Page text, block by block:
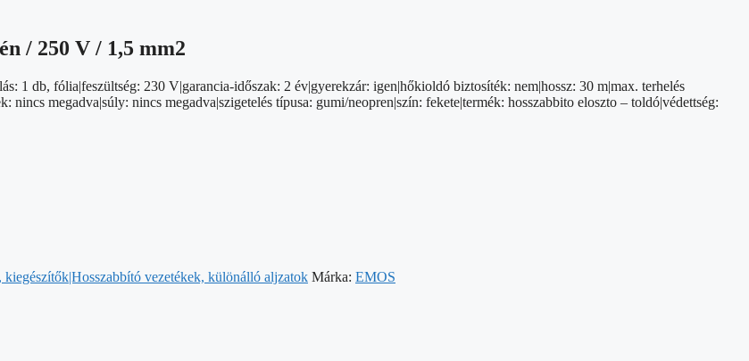
/ 250 V / 1,5 mm2
1 db, fólia|feszültség: 230 V|garancia-időszak: 2 év|gyerekzár: igen|hőkioldó biztosíték: nem|hossz: 30 m|max. terhelés
megadva|súly: nincs megadva|szigetelés típusa: gumi/neopren|szín: fekete|termék: hosszabbito eloszto – toldó|védettség:
vezetékek, különálló aljzatok Márka: EMOS